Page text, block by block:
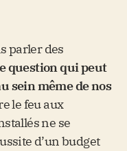
parler des
question qui peut
sein même de nos
le feu aux
ne se
d’un budget